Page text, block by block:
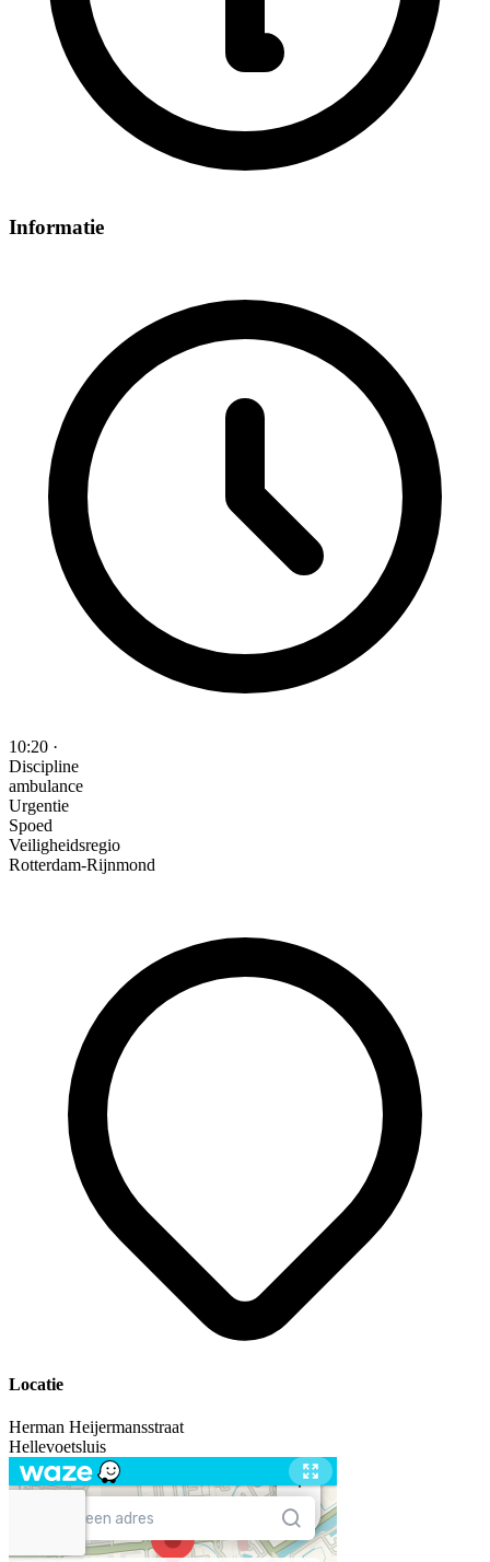
Informatie
10:20 ·
Discipline
ambulance
Urgentie
Spoed
Veiligheidsregio
Rotterdam-Rijnmond
Locatie
Herman Heijermansstraat
Hellevoetsluis